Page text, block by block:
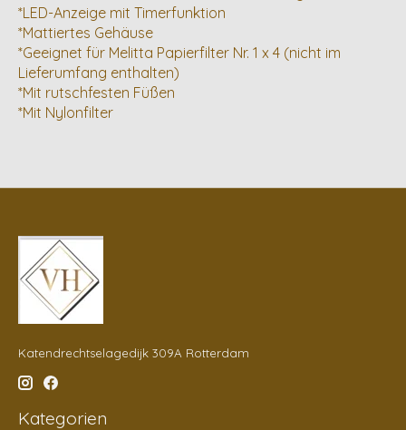
*LED-Anzeige mit Timerfunktion
*Mattiertes Gehäuse
*Geeignet für Melitta Papierfilter Nr. 1 x 4 (nicht im
Lieferumfang enthalten)
*Mit rutschfesten Füßen
*Mit Nylonfilter
Katendrechtselagedijk 309A Rotterdam
Kategorien